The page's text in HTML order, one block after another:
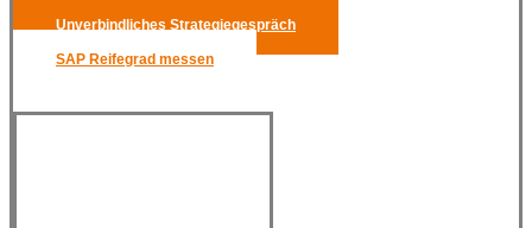
Unverbindliches Strategiegespräch
SAP Reifegrad messen